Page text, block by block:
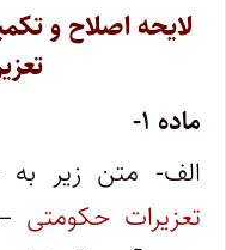
لایحه اصلاح و
ماده ۱-
الف- متن زیر به
تعزیرات حکومتی